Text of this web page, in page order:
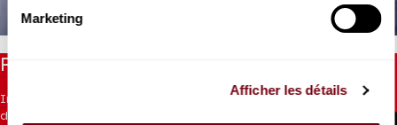
Marketing
Afficher les détails
Restez informés
Inscrivez-vous à la newsletter pour recevoir les informations
du Théâtre.